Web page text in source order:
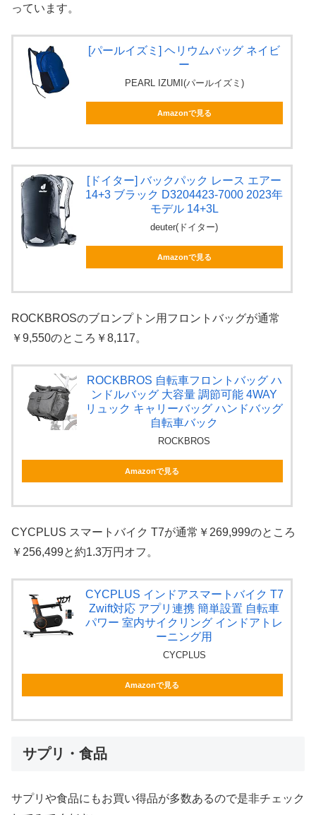
っています。
[パールイズミ] ヘリウムバッグ ネイビ
ー
PEARL IZUMI(パールイズミ)
Amazonで見る
[ドイター] バックパック レース エアー
14+3 ブラック D3204423-7000 2023年
モデル 14+3L
deuter(ドイター)
Amazonで見る
ROCKBROSのブロンプトン用フロントバッグが通常
￥9,550のところ￥8,117。
ROCKBROS 自転車フロントバッグ ハ
ンドルバッグ 大容量 調節可能 4WAY
リュック キャリーバッグ ハンドバッグ
自転車バック
ROCKBROS
Amazonで見る
CYCPLUS スマートバイク T7が通常￥269,999のところ
￥256,499と約1.3万円オフ。
CYCPLUS インドアスマートバイク T7
Zwift対応 アプリ連携 簡単設置 自転車
パワー 室内サイクリング インドアトレ
ーニング用
CYCPLUS
Amazonで見る
サプリ・食品
サプリや食品にもお買い得品が多数あるので是非チェック